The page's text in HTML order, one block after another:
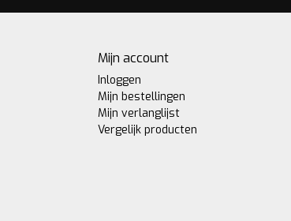
Mijn account
Inloggen
Mijn bestellingen
Mijn verlanglijst
Vergelijk producten